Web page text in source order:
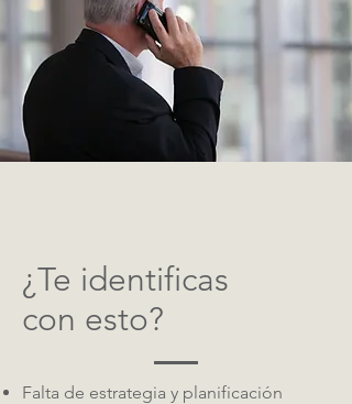
¿Te identificas
con esto?
Falta de estrategia y planificación